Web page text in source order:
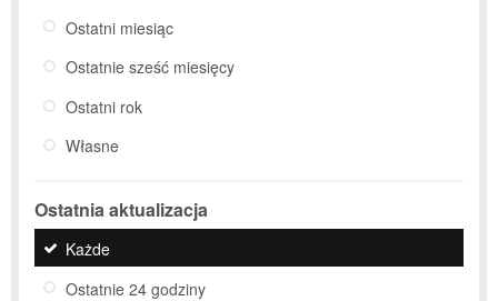
Ostatni miesiąc
Ostatnie sześć miesięcy
Ostatni rok
Własne
Ostatnia aktualizacja
Każde
Ostatnie 24 godziny